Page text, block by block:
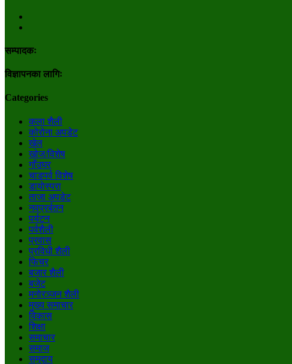
सम्पादकः
विज्ञापनका लागिः
Categories
कला शैली
कोरोना अपडेट
खेल
खोज/विशेष
गाँउघर
चाडपर्व विशेष
डायाेस्परा
ताजा अपडेट
नवप्रर्बतन
पर्यटन
पर्वशैली
प्रवास
प्रविधी शैली
फिचर
बजार शैली
बजेट
मनाेरञ्जन शैली
मुख्य समाचार
विकास
शिक्षा
समाचार
समाज
समुदाय